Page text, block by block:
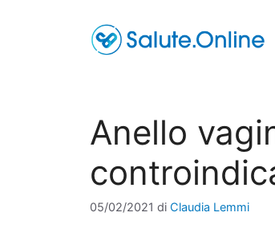
Anello
05/02/2021 di Claudia Lemmi